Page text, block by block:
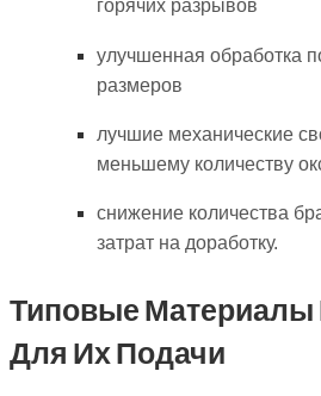
горячих разрывов
улучшенная обработка
размеров
лучшие механические
меньшему количеству
снижение количества
затрат на доработку.
Типовые Материалы
Для Их Подачи